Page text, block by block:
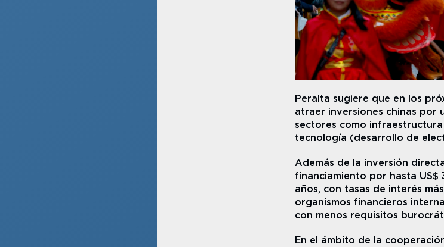
Peralta sugiere que en los
atraer inversiones chinas por
sectores como
tecnología (desarrollo de
Además de la inversión
financiamiento por hasta
años, con tasas de interés
organismos financieros
con menos requisitos
En el ámbito de la